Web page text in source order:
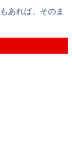
あれば、そのま